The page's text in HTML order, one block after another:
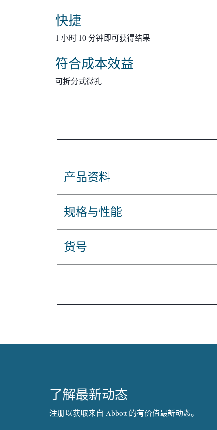
快捷
1 小时 10 分钟即可获得结果
符合成本效益
可拆分式微孔
产品资料
规格与性能
货号
了解最新动态
注册以获取来自 Abbott 的有价值最新动态。